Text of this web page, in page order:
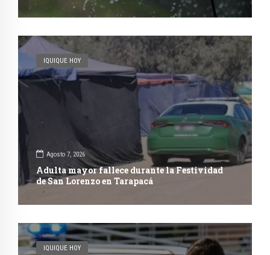
IQUIQUE HOY
Agosto 7, 2026
Adulta mayor fallece durante la Festividad
de San Lorenzo en Tarapacá
IQUIQUE HOY